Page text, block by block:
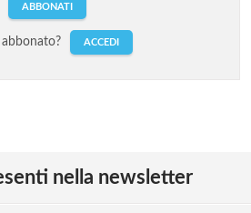
ABBONATI
abbonato? ACCEDI
nella newsletter